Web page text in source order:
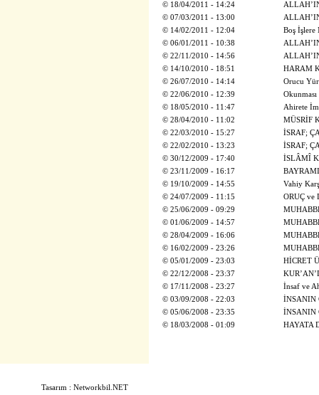
© 18/04/2011 - 14:24
© 07/03/2011 - 13:00
© 14/02/2011 - 12:04
Boş İşlere
© 06/01/2011 - 10:38
© 22/11/2010 - 14:56
© 14/10/2010 - 18:51
HARAM
© 26/07/2010 - 14:14
Orucu
© 22/06/2010 - 12:39
© 18/05/2010 - 11:47
Ahirete
© 28/04/2010 - 11:02
MÜSRİF
© 22/03/2010 - 15:27
İSRAF;
© 22/02/2010 - 13:23
İSRAF;
© 30/12/2009 - 17:40
İSLÂMÎ
© 23/11/2009 - 16:17
© 19/10/2009 - 14:55
Vahiy
© 24/07/2009 - 11:15
ORUÇ ve
© 25/06/2009 - 09:29
© 01/06/2009 - 14:57
© 28/04/2009 - 16:06
© 16/02/2009 - 23:26
© 05/01/2009 - 23:03
HİCRET
© 22/12/2008 - 23:37
© 17/11/2008 - 23:27
İnsaf ve
© 03/09/2008 - 22:03
İNSANIN
© 05/06/2008 - 23:35
İNSANIN
© 18/03/2008 - 01:09 HAYATA
Tasarım : Networkbil.NET